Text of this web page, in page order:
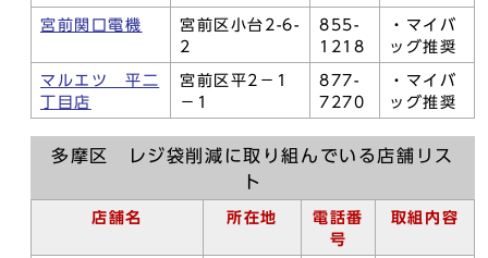
宮前関口電機
宮前区小台2-6-
2
855-
1218
・マイバ
ッグ推奨
マルエツ 平二
丁目店
宮前区平2－1
－1
877-
7270
・マイバ
ッグ推奨
多摩区 レジ袋削減に取り組んでいる店舗リス
ト
店舗名 所在地
電話番
号
取組内容